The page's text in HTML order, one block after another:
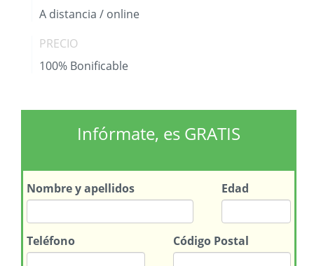
A distancia / online
PRECIO
100% Bonificable
Infórmate, es GRATIS
Nombrey apellidos Edad
Teléfono Código Postal